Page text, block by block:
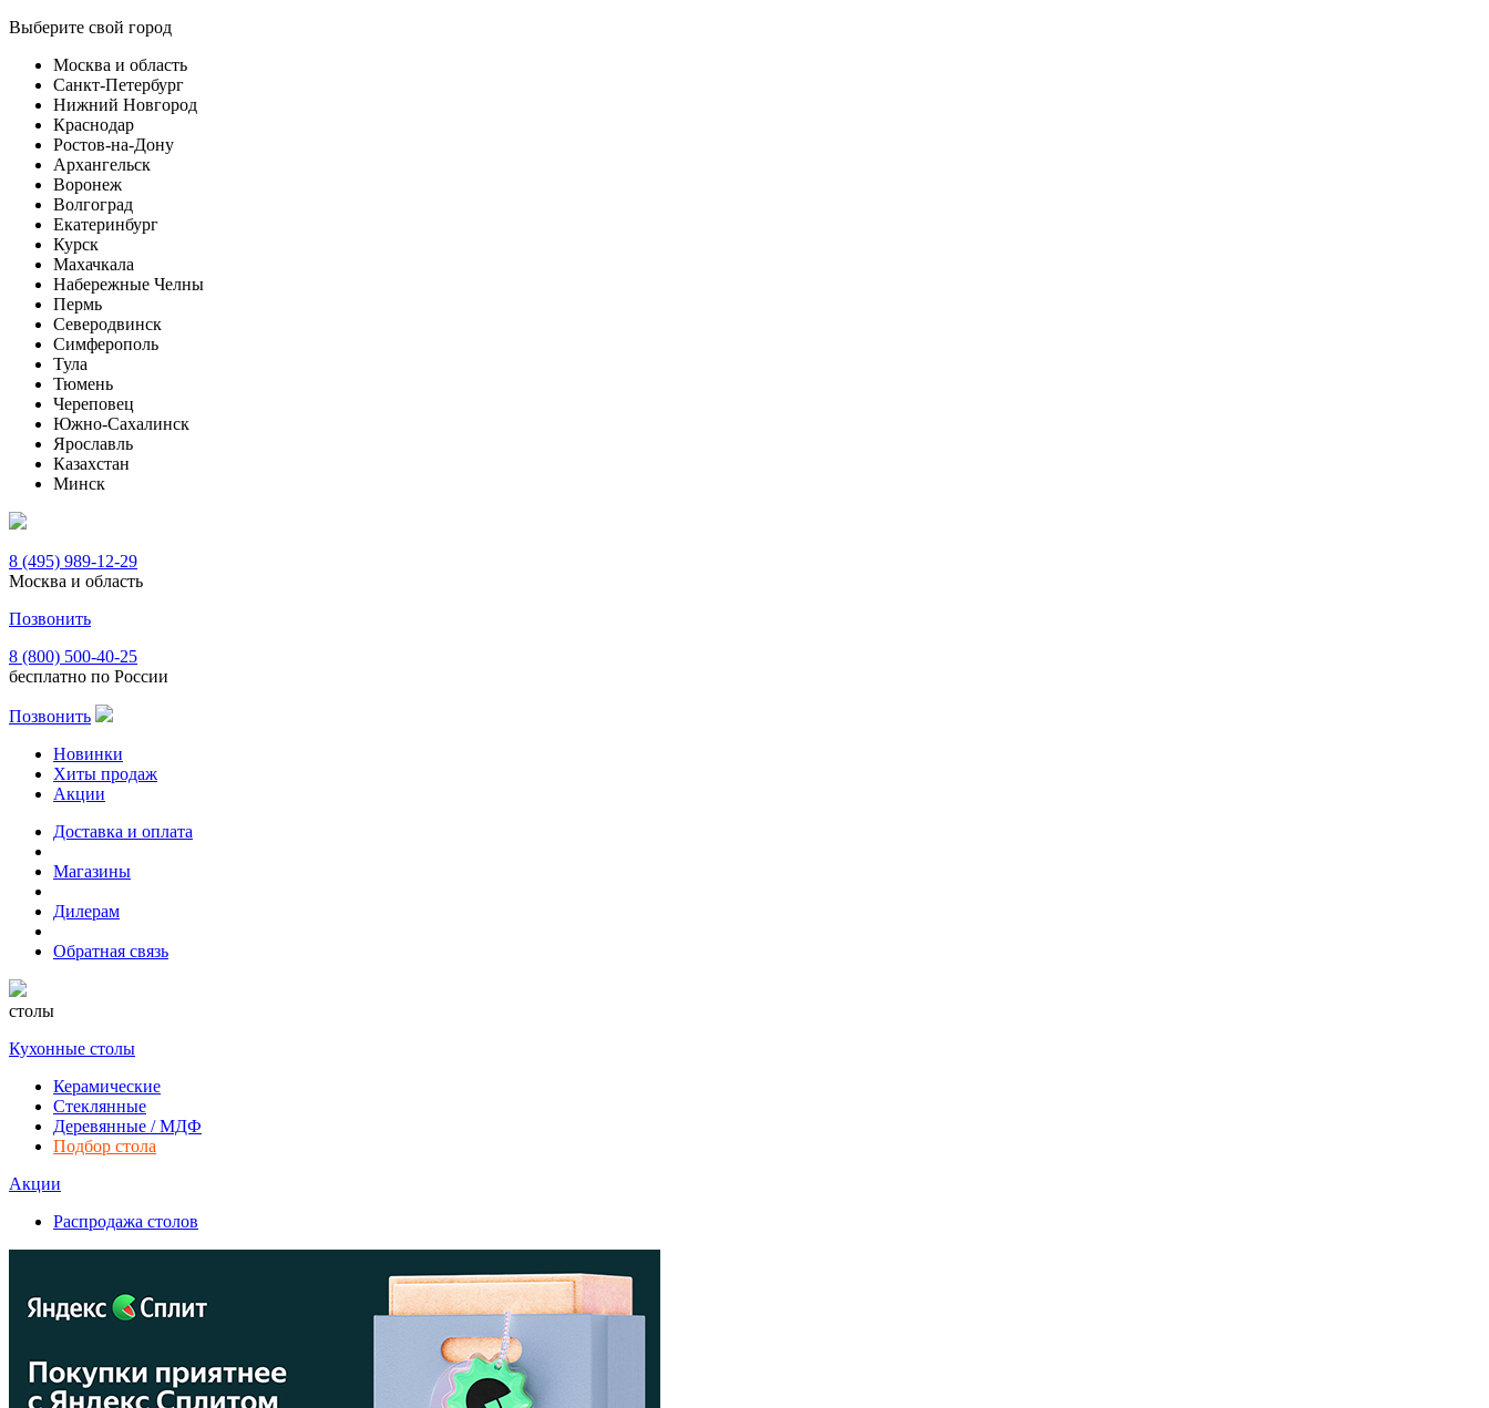
Выберите свой город
Москва и область
Санкт-Петербург
Нижний Новгород
Краснодар
Ростов-на-Дону
Архангельск
Воронеж
Волгоград
Екатеринбург
Курск
Махачкала
Набережные Челны
Пермь
Северодвинск
Симферополь
Тула
Тюмень
Череповец
Южно-Сахалинск
Ярославль
Казахстан
Минск
8 (495) 989-12-29
Москва и область
Позвонить
8 (800) 500-40-25
бесплатно по России
Позвонить
Новинки
Хиты продаж
Акции
Доставка и оплата
Магазины
Дилерам
Обратная связь
столы
Кухонные столы
Керамические
Стеклянные
Деревянные / МДФ
Подбор стола
Акции
Распродажа столов